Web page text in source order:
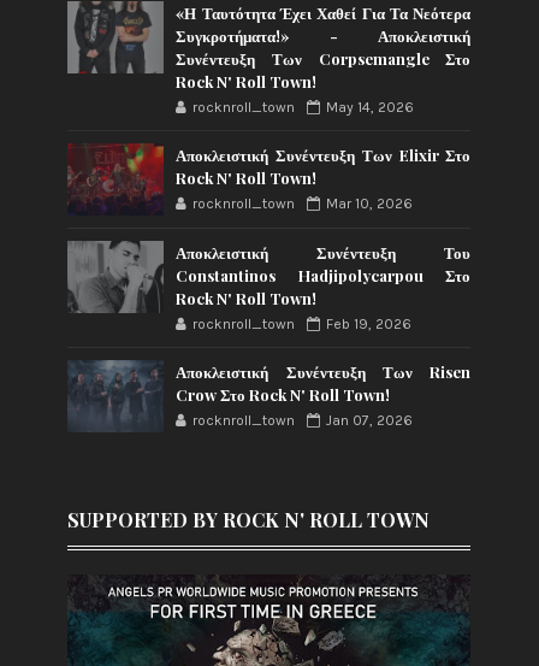
«Η Ταυτότητα Έχει Χαθεί Για Τα Νεότερα
Συγκροτήματα!» - Αποκλειστική
Συνέντευξη Των Corpsemangle Στο
Rock N' Roll Town!
rocknroll_town May 14, 2026
Αποκλειστική Συνέντευξη Των Elixir Στο
Rock N' Roll Town!
rocknroll_town Mar 10, 2026
Αποκλειστική Συνέντευξη Του
Constantinos Hadjipolycarpou Στο
Rock N' Roll Town!
rocknroll_town Feb 19, 2026
Αποκλειστική Συνέντευξη Των Risen
Crow Στο Rock N' Roll Town!
rocknroll_town Jan 07, 2026
SUPPORTED BY ROCK N' ROLL TOWN